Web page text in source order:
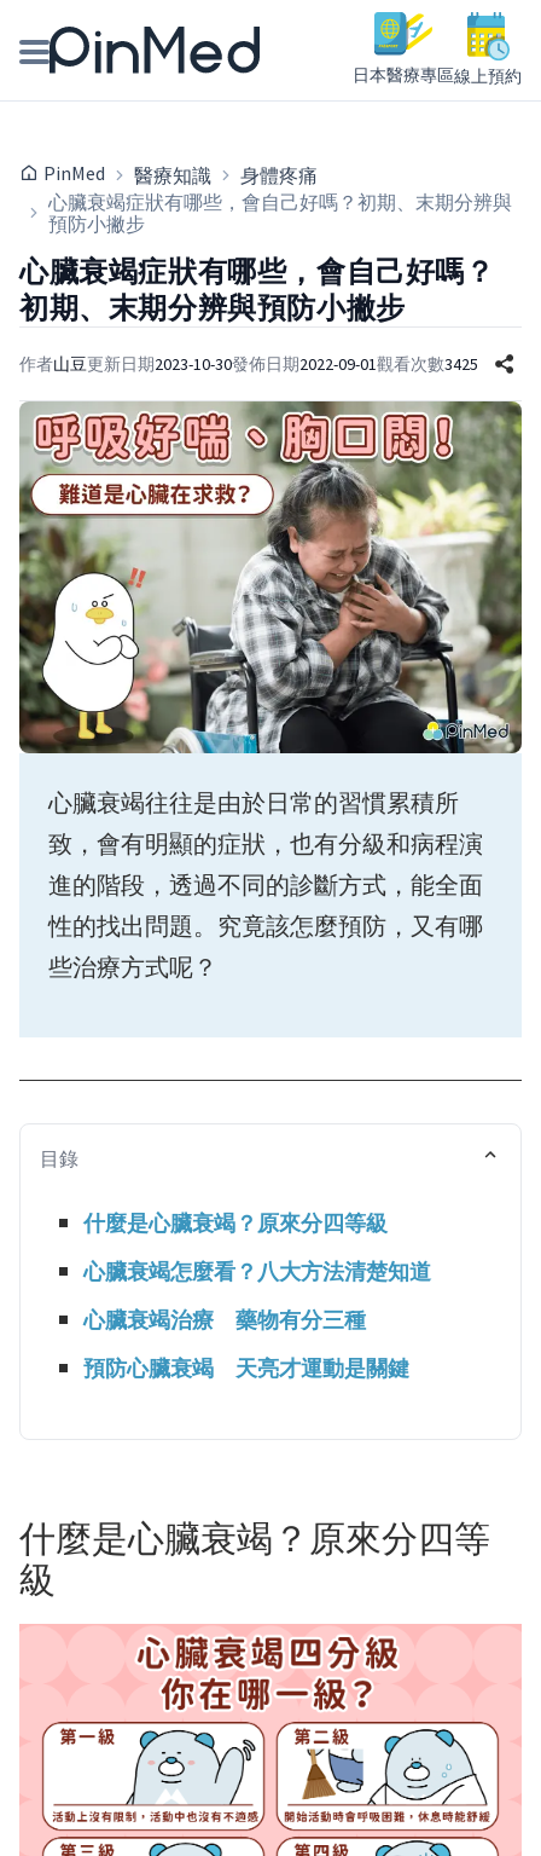
日本醫療專區線上預約
醫師專欄專訪
健康主題館
我是醫療人員
PinMed 醫療知識
身體疼痛
心臟衰竭症狀有哪些，會自己好嗎？初期、末期分辨與
預防小撇步
心臟衰竭症狀有哪些，會自己好嗎？
初期、末期分辨與預防小撇步
作者山豆更新日期2023-10-30發佈日期2022-09-01觀看次數3425
心臟衰竭往往是由於日常的習慣累積所
致，會有明顯的症狀，也有分級和病程演
進的階段，透過不同的診斷方式，能全面
性的找出問題。究竟該怎麼預防，又有哪
些治療方式呢？
目錄
什麼是心臟衰竭？原來分四等級
心臟衰竭怎麼看？八大方法清楚知道
心臟衰竭治療 藥物有分三種
預防心臟衰竭 天亮才運動是關鍵
什麼是心臟衰竭？原來分四等
級